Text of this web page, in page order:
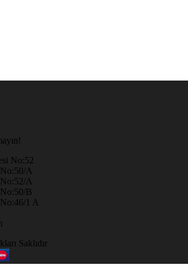
No:52
A
A
B
1 A
Saklıdır